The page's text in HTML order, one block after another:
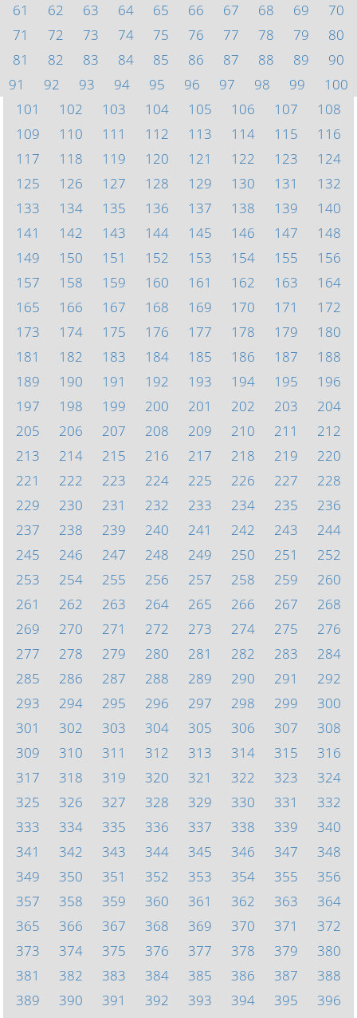
61
62 63 64 65 66 67 68 69
70
71
72 73 74 75 76 77 78 79
80
81
82 83 84 85 86 87 88 89
90
91
92 93 94 95 96 97 98 99
100
101
102 103 104 105 106 107
108
109
110 111 112 113 114 115
116
117
118 119 120 121 122 123
124
125
126 127 128 129 130 131
132
133
134 135 136 137 138 139
140
141
142 143 144 145 146 147
148
149
150 151 152 153 154 155
156
157
158 159 160 161 162 163
164
165
166 167 168 169 170 171
172
173
174 175 176 177 178 179
180
181
182 183 184 185 186 187
188
189
190 191 192 193 194 195
196
197
198 199 200 201 202 203
204
205
206 207 208 209 210 211
212
213
214 215 216 217 218 219
220
221
222 223 224 225 226 227
228
229
230 231 232 233 234 235
236
237
238 239 240 241 242 243
244
245
246 247 248 249 250 251
252
253
254 255 256 257 258 259
260
261
262 263 264 265 266 267
268
269
270 271 272 273 274 275
276
277
278 279 280 281 282 283
284
285
286 287 288 289 290 291
292
293
294 295 296 297 298 299
300
301
302 303 304 305 306 307
308
309
310 311 312 313 314 315
316
317
318 319 320 321 322 323
324
325
326 327 328 329 330 331
332
333
334 335 336 337 338 339
340
341
342 343 344 345 346 347
348
349
350 351 352 353 354 355
356
357
358 359 360 361 362 363
364
365
366 367 368 369 370 371
372
373
374 375 376 377 378 379
380
381
382 383 384 385 386 387
388
389
390 391 392 393 394 395
396